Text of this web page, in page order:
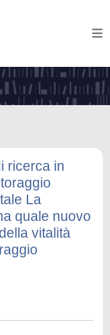
ricerca in
La
quale nuovo
vitalità